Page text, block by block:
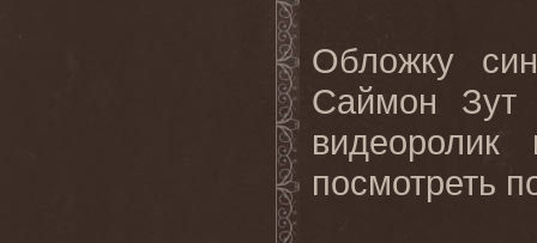
Обложку
Саймон Зут
посмотреть